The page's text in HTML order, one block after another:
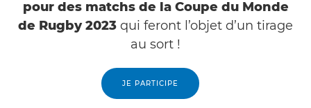
pour des matchs de la Coupe du Monde
de Rugby 2023 qui feront l’objet d’un tirage
au sort !
JE PARTICIPE